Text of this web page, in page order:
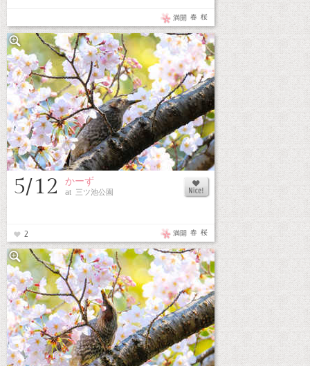
桜
春
満開
5/12 かーず
at 三ツ池公園
2 桜
春
満開